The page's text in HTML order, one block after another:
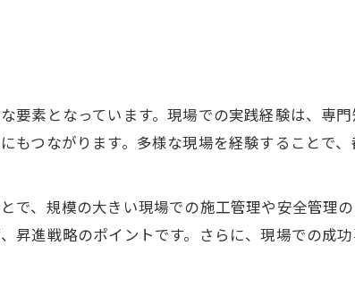
造園業界で昇進を目指す上で必要な知識
東京都造園職の昇進事情と業界動向
業界内で信頼される造園技術習得法
造園昇進を左右する職場選びの視点
素となっています。現場での実践経験は、専
もつながります。多様な現場を経験することで
で、規模の大きい現場での施工管理や安全管理
昇進戦略のポイントです。さらに、現場での成